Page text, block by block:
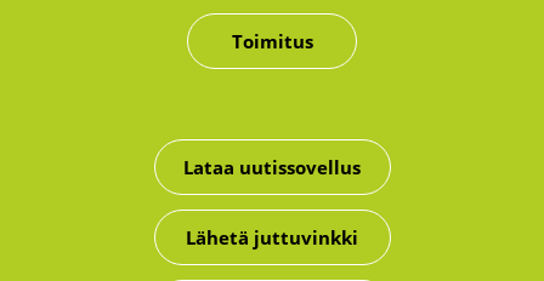
Toimitus
Lataa uutissovellus
Lähetä juttuvinkki